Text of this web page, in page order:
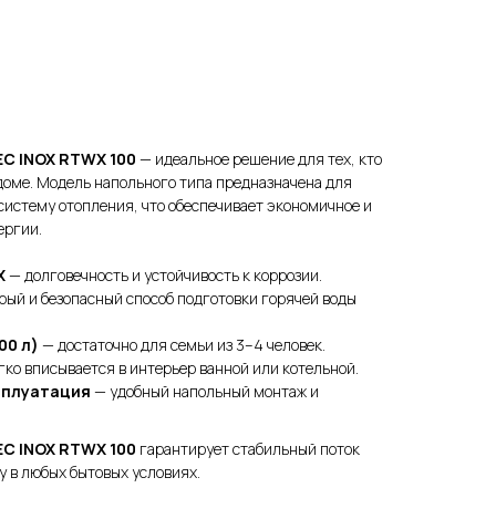
INOX RTWX 100 — идеальное решение для тех, кто
Модель напольного типа предназначена для
отопления, что обеспечивает экономичное и
— долговечность и устойчивость к коррозии.
и безопасный способ подготовки горячей воды
л) — достаточно для семьи из 3–4 человек.
вписывается в интерьер ванной или котельной.
— удобный напольный монтаж и
INOX RTWX 100 гарантирует стабильный поток
в любых бытовых условиях.